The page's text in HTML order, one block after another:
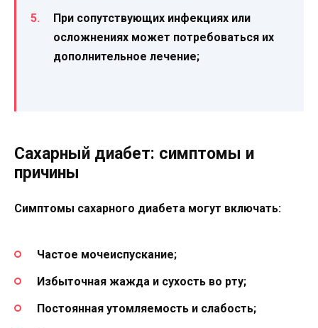
При сопутствующих инфекциях или
осложнениях может потребоваться их
дополнительное лечение;
Сахарный диабет: симптомы и
причины
Симптомы сахарного диабета могут включать:
Частое мочеиспускание;
Избыточная жажда и сухость во рту;
Постоянная утомляемость и слабость;